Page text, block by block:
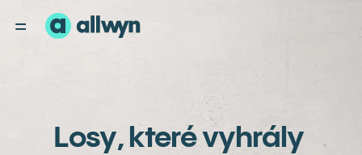
Losy, kterévyhrály